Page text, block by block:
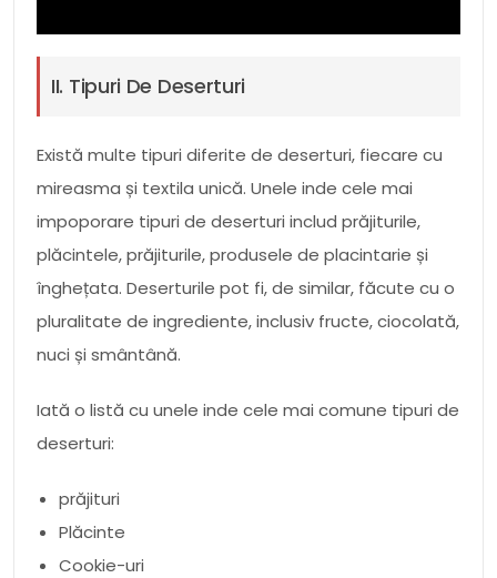
II. Tipuri De Deserturi
Există multe tipuri diferite de deserturi, fiecare cu
mireasma și textila unică. Unele inde cele mai
impoporare tipuri de deserturi includ prăjiturile,
plăcintele, prăjiturile, produsele de placintarie și
înghețata. Deserturile pot fi, de similar, făcute cu o
pluralitate de ingrediente, inclusiv fructe, ciocolată,
nuci și smântână.
Iată o listă cu unele inde cele mai comune tipuri de
deserturi:
prăjituri
Plăcinte
Cookie-uri